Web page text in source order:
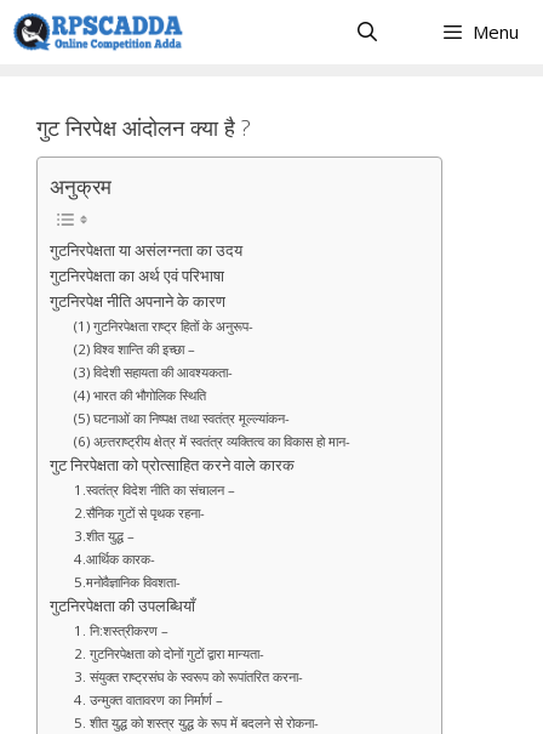
Skip
to
Menu
गुट निरपेक्ष आंदोलन क्या है ?
अनुक्रम
गुटनिरपेक्षता या असंलग्नता का उदय
गुटनिरपेक्षता का अर्थ एवं परिभाषा
गुटनिरपेक्ष नीति अपनाने के कारण
(1) गुटनिरपेक्षता राष्ट्र हितों के अनुरूप-
(2) विश्व शान्ति की इच्छा –
(3) विदेशी सहायता की आवश्यकता-
(4) भारत की भौगोलिक स्थिति
(5) घटनाओं का निष्पक्ष तथा स्वतंत्र मूल्ल्यांकन-
(6) अन्र्तराष्ट्रीय क्षेत्र में स्वतंत्र व्यक्तित्व का विकास हो मान-
गुट निरपेक्षता को प्रोत्साहित करने वाले कारक
1.स्वतंत्र विदेश नीति का संचालन –
2.सैनिक गुटों से पृथक रहना-
3.शीत युद्ध –
4.आर्थिक कारक-
5.मनोवैज्ञानिक विवशता-
गुटनिरपेक्षता की उपलब्धियाँ
1. नि:शस्त्रीकरण –
2. गुटनिरपेक्षता को दोनों गुटों द्वारा मान्यता-
3. संयुक्त राष्ट्रसंघ के स्वरूप को रूपांतरित करना-
4. उन्मुक्त वातावरण का निर्मार्ण –
5. शीत युद्ध को शस्त्र युद्ध के रूप में बदलने से रोकना-